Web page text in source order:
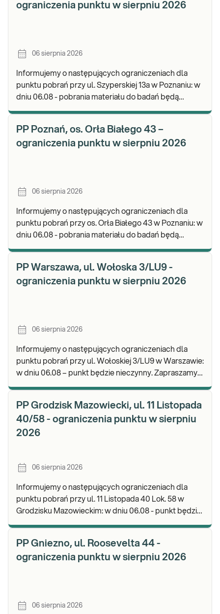
ograniczenia punktu w sierpniu 2026
06 sierpnia 2026
Informujemy o następujących ograniczeniach dla
punktu pobrań przy ul. Szyperskiej 13a w Poznaniu: w
dniu 06.08 - pobrania materiału do badań będą
PP Poznań, os. Orła Białego 43 –
ograniczenia punktu w sierpniu 2026
06 sierpnia 2026
Informujemy o następujących ograniczeniach dla
punktu pobrań przy os. Orła Białego 43 w Poznaniu: w
dniu 06.08 - pobrania materiału do badań będą
PP Warszawa, ul. Wołoska 3/LU9 -
ograniczenia punktu w sierpniu 2026
06 sierpnia 2026
Informujemy o następujących ograniczeniach dla
punktu pobrań przy ul. Wołoskiej 3/LU9 w Warszawie:
w dniu 06.08 – punkt będzie nieczynny. Zapraszamy
PP Grodzisk Mazowiecki, ul. 11 Listopada
40/58 - ograniczenia punktu w sierpniu
2026
06 sierpnia 2026
Informujemy o następujących ograniczeniach dla
punktu pobrań przy ul. 11 Listopada 40 Lok. 58 w
Grodzisku Mazowieckim: w dniu 06.08 - punkt będzie
PP Gniezno, ul. Roosevelta 44 -
ograniczenia punktu w sierpniu 2026
06 sierpnia 2026